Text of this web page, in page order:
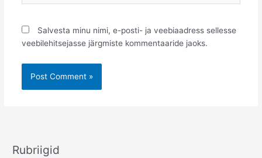
Salvesta minu nimi, e-posti- ja veebiaadress sellesse
veebilehitsejasse järgmiste kommentaaride jaoks.
Rubriigid